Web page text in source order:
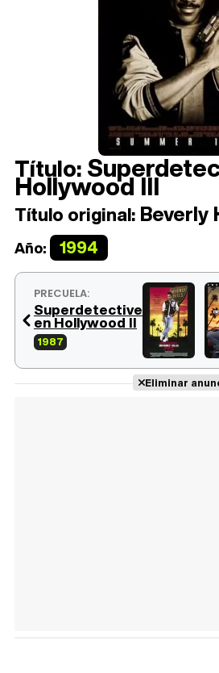
Título:
Hollywood III
Título original: Beverly
Año: 1994
PRECUELA:
Superdetective
en Hollywood II
1987
Eliminar